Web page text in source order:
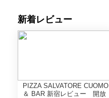
新着レビュー
PIZZA SALVATORE CUOMO
＆ BAR 新宿レビュー 開放